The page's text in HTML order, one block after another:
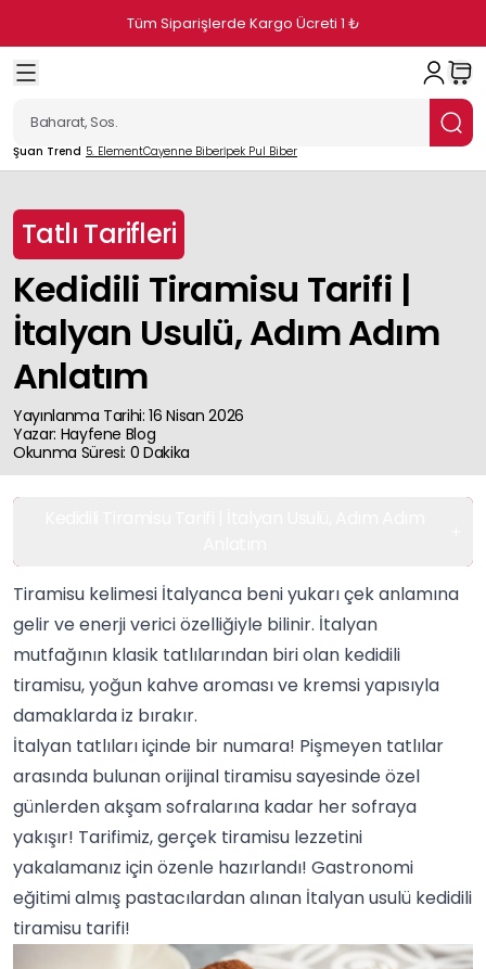
Tüm Siparişlerde Kargo Ücreti 1 ₺
Şuan Trend 5. ElementCayenne Biberİpek Pul Biber
Tatlı Tarifleri
Kedidili Tiramisu Tarifi |
İtalyan Usulü, Adım Adım
Anlatım
Yayınlanma Tarihi: 16 Nisan 2026
Yazar: Hayfene Blog
Okunma Süresi: 0 Dakika
Tiramisu kelimesi İtalyanca beni yukarı çek anlamına
gelir ve enerji verici özelliğiyle bilinir. İtalyan
mutfağının klasik tatlılarından biri olan kedidili
tiramisu, yoğun kahve aroması ve kremsi yapısıyla
damaklarda iz bırakır.
İtalyan tatlıları içinde bir numara! Pişmeyen tatlılar
arasında bulunan orijinal tiramisu sayesinde özel
günlerden akşam sofralarına kadar her sofraya
yakışır! Tarifimiz, gerçek tiramisu lezzetini
yakalamanız için özenle hazırlandı! Gastronomi
eğitimi almış pastacılardan alınan İtalyan usulü kedidili
tiramisu tarifi!